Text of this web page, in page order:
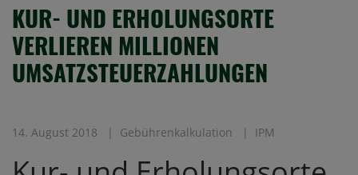
KUR- UND ERHOLUNGSORTE
VERLIEREN MILLIONEN
UMSATZSTEUERZAHLUNGEN
14. August 2018 Gebührenkalkulation IPM